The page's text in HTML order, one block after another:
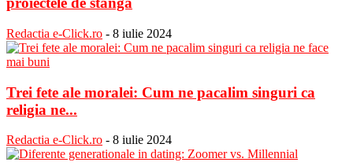
Redactia e-Click.ro - 8 iulie 2024
Trei fete ale moralei: Cum ne pacalim singuri ca
religia ne...
Redactia e-Click.ro - 8 iulie 2024